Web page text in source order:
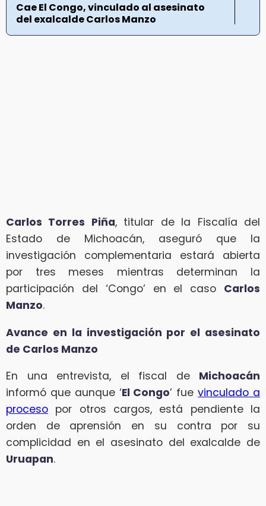
Cae El Congo, vinculado al asesinato
del exalcalde Carlos Manzo
Carlos Torres Piña, titular de la Fiscalía del
Estado de Michoacán, aseguró que la
investigación complementaria estará abierta
por tres meses mientras determinan la
participación del ‘Congo’ en el caso Carlos
Manzo.
Avance en la investigación por el asesinato
de Carlos Manzo
En una entrevista, el fiscal de Michoacán
informó que aunque ‘El Congo’ fuevinculado a
proceso por otros cargos, está pendiente la
orden de aprensión en su contra por su
complicidad en el asesinato del exalcalde de
Uruapan.